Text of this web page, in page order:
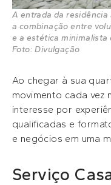
A entrada da residência
a combinação entre
e a estética minimalista
Foto: Divulgação
Ao chegar à sua
movimento cada vez
interesse por
qualificadas e
e negócios em uma
Serviço